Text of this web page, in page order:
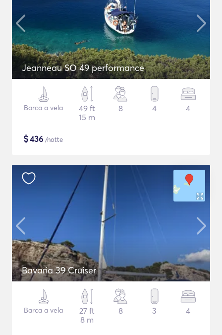
Jeanneau SO 49 performance
Barca a vela
49 ft
15 m
8 4 4
$436 /notte
Bavaria 39 Cruiser
Barca a vela
27 ft
8 m
8 3 4